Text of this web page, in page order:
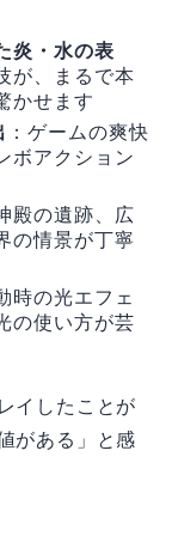
炎・水の表
が、まるで本
かせます
：ゲームの爽快
ボアクション
殿の遺跡、広
の情景が丁寧
時の光エフェ
の使い方が芸
イしたことが
がある」と感